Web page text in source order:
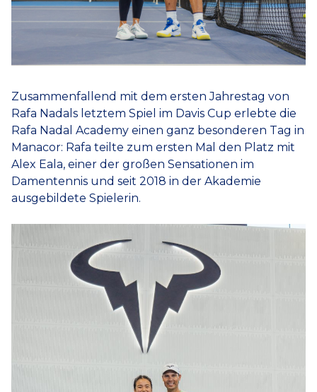
Zusammenfallend mit dem ersten Jahrestag von
Rafa Nadals letztem Spiel im Davis Cup erlebte die
Rafa Nadal Academy einen ganz besonderen Tag in
Manacor: Rafa teilte zum ersten Mal den Platz mit
Alex Eala, einer der großen Sensationen im
Damentennis und seit 2018 in der Akademie
ausgebildete Spielerin.